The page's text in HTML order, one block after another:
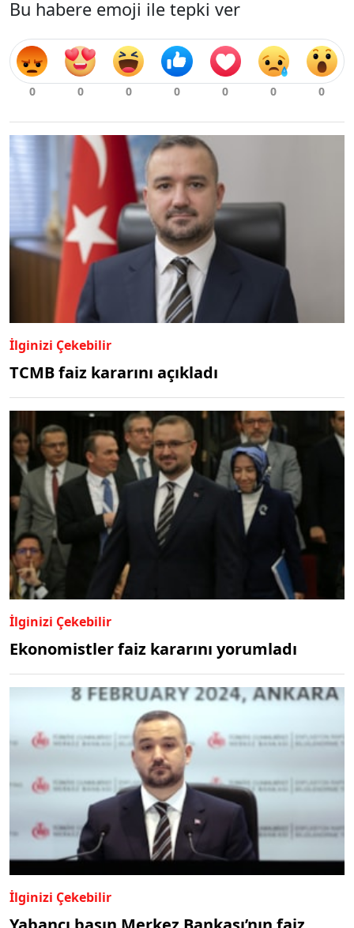
Bu habere emoji ile tepki ver
İlginizi Çekebilir
TCMB faiz kararını açıkladı
İlginizi Çekebilir
Ekonomistler faiz kararını yorumladı
İlginizi Çekebilir